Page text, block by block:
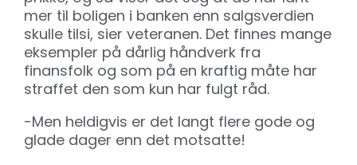
mer til boligen i banken enn salgsverdien
skulle tilsi, sier veteranen. Det finnes mange
eksempler på dårlig håndverk fra
finansfolk og som på en kraftig måte har
straffet den som kun har fulgt råd.
-Men heldigvis er det langt flere gode og
glade dager enn det motsatte!